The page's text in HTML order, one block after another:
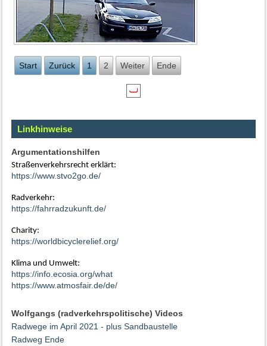
Start Zurück 1 2 Weiter Ende
Linkhinweise
Argumentationshilfen
Straßenverkehrsrecht erklärt:
https://www.stvo2go.de/
Radverkehr:
https://fahrradzukunft.de/
Charity:
https://worldbicyclerelief.org/
Klima und Umwelt:
https://info.ecosia.org/what
https://www.atmosfair.de/de/
Wolfgangs (radverkehrspolitische) Videos
Radwege im April 2021 - plus Sandbaustelle
Radweg Ende